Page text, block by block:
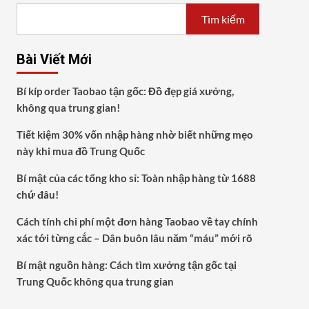
Tìm kiếm
Bài Viết Mới
Bí kíp order Taobao tận gốc: Đồ đẹp giá xưởng,
không qua trung gian!
Tiết kiệm 30% vốn nhập hàng nhờ biết những mẹo
này khi mua đồ Trung Quốc
Bí mật của các tổng kho sỉ: Toàn nhập hàng từ 1688
chứ đâu!
Cách tính chi phí một đơn hàng Taobao về tay chính
xác tới từng cắc – Dân buôn lâu năm “máu” mới rõ
Bí mật nguồn hàng: Cách tìm xưởng tận gốc tại
Trung Quốc không qua trung gian